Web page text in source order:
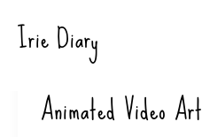
Inhalt
Irie Diary
Animated Video Art